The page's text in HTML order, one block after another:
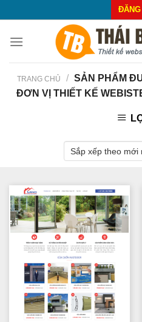
to
content
TRANG CHỦ / SẢN PHẨM
ĐƠN VỊ THIẾT KẾ